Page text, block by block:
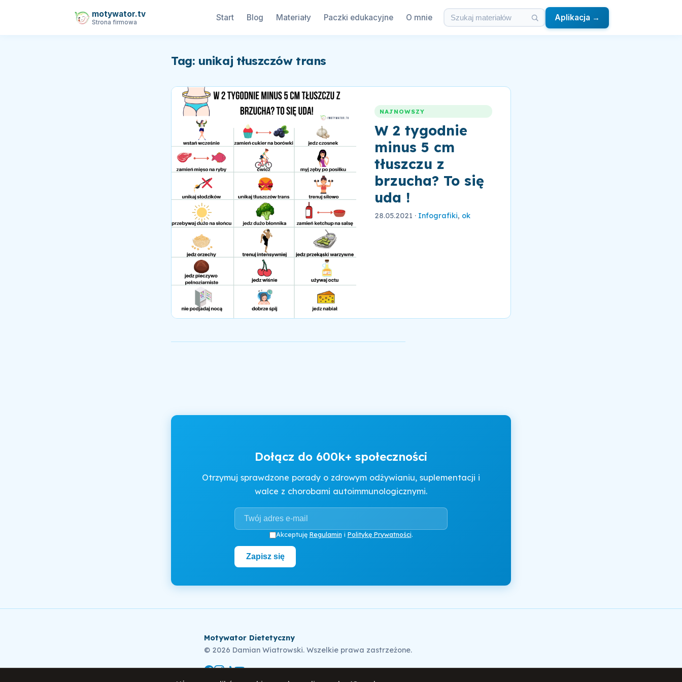
motywator.tv
Strona firmowa Start Blog Materiały Paczki edukacyjne O mnie Aplikacja →
Tag: unikaj tłuszczów trans
NAJNOWSZY
W 2 tygodnie
minus 5 cm
tłuszczu z
brzucha? To się
uda !
28.05.2021 · Infografiki, ok
Dołącz do 600k+ społeczności
Otrzymuj sprawdzone porady o zdrowym odżywianiu, suplementacji i
walce z chorobami autoimmunologicznymi.
Akceptuję Regulamin i Politykę Prywatności.
Zapisz się
Motywator Dietetyczny
© 2026 Damian Wiatrowski. Wszelkie prawa zastrzeżone.